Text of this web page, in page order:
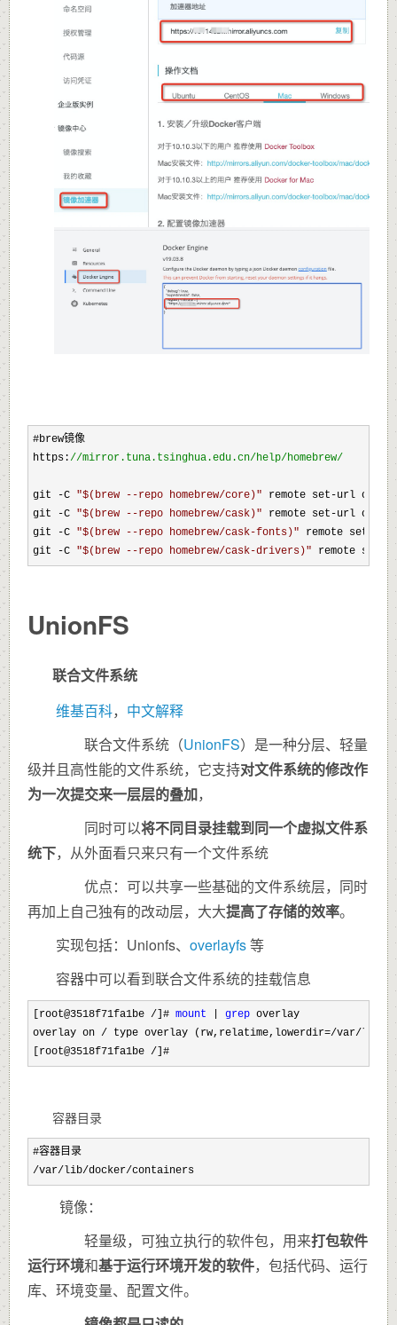
#brew镜像
https://mirror.tuna.tsinghua.edu.cn/help/homebrew/
git -C "$(brew --repo homebrew/core)" remote set-url
git -C "$(brew --repo homebrew/cask)" remote set-url
git -C "$(brew --repo homebrew/cask-fonts)" remote set-
git -C "$(brew --repo homebrew/cask-drivers)" remote
UnionFS
联合文件系统
维基百科， 中文解释
联合文件系统（UnionFS）是一种分层、轻量
级并且高性能的文件系统，它支持对文件系统的修改作
为一次提交来一层层的叠加，
同时可以将不同目录挂载到同一个虚拟文件系
统下，从外面看只来只有一个文件系统
优点：可以共享一些基础的文件系统层，同时
再加上自己独有的改动层，大大提高了存储的效率。
实现包括：Unionfs、 overlayfs等
容器中可以看到联合文件系统的挂载信息
[root@3518f71fa1be /]# mount grep overlay
overlay on / type overlay (rw,relatime,lowerdir=/var/lib/docker/
[root@3518f71fa1be /]#
容器目录
/var/lib/docker/containers
镜像：
轻量级，可独立执行的软件包，用来打包软件
运行环境和基于运行环境开发的软件，包括代码、运行
库、环境变量、配置文件。